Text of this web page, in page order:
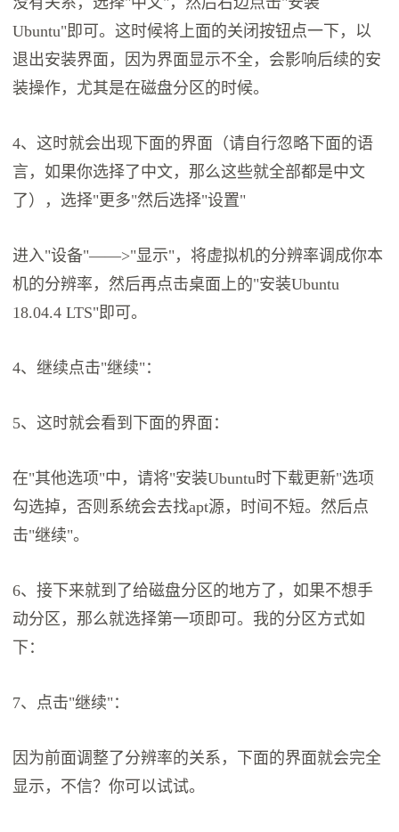
Ubuntu"即可。这时候将上面的关闭按钮点一下，以
退出安装界面，因为界面显示不全，会影响后续的安
装操作，尤其是在磁盘分区的时候。
4、这时就会出现下面的界面（请自行忽略下面的语
言，如果你选择了中文，那么这些就全部都是中文
了），选择"更多"然后选择"设置"
进入"设备"——>"显示"，将虚拟机的分辨率调成你本
机的分辨率，然后再点击桌面上的"安装Ubuntu
18.04.4 LTS"即可。
4、继续点击"继续"：
5、这时就会看到下面的界面：
在"其他选项"中，请将"安装Ubuntu时下载更新"选项
勾选掉，否则系统会去找apt源，时间不短。然后点
击"继续"。
6、接下来就到了给磁盘分区的地方了，如果不想手
动分区，那么就选择第一项即可。我的分区方式如
下：
7、点击"继续"：
因为前面调整了分辨率的关系，下面的界面就会完全
显示，不信？你可以试试。